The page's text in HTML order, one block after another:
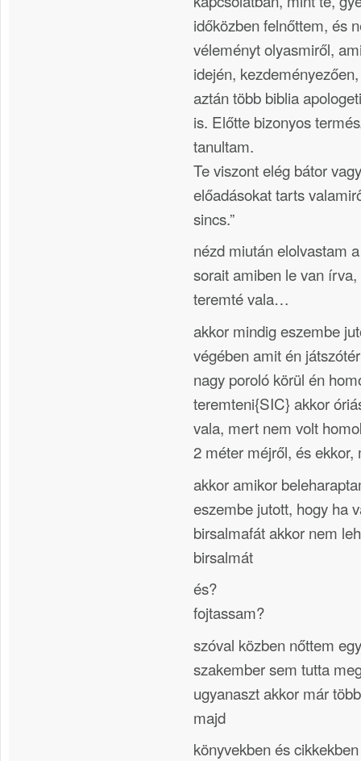
időközben felnőttem, és
véleményt olyasmiről,
idején,
aztán több biblia
is. Előtte bizonyos
tanultam.
Te viszont elég bátor
előadásokat tarts
sincs.”
nézd miután elolvastam
sorait amiben le van
teremté vala…
akkor mindig eszembe
végében amit én
nagy poroló körül én
teremteni{SIC} akkor
vala, mert nem volt
2 méter méjről, és ekkor,
akkor amikor
eszembe jutott, hogy ha
birsalmafát akkor nem
birsalmát
és?
fojtassam?
szóval közben nőttem
szakember sem tutta
ugyanaszt akkor már
majd
könyvekben és